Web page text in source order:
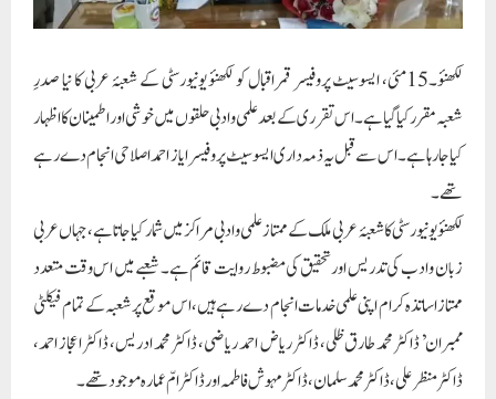
لکھنؤ۔15مئی، ایسوسیٹ پروفیسر قمر اقبال کو لکھنؤ یونیورسٹی کے شعبۂ عربی کا نیا صدرِ
شعبہ مقرر کیا گیا ہے۔ اس تقرری کے بعد علمی و ادبی حلقوں میں خوشی اور اطمینان کا اظہار
کیا جا رہا ہے۔ اس سے قبل یہ ذمہ داری ایسوسیٹ پروفیسر ایاز احمد اصلاحی انجام دے رہے
تھے۔
لکھنؤ یونیورسٹی کا شعبۂ عربی ملک کے ممتاز علمی و ادبی مراکز میں شمار کیا جاتا ہے، جہاں عربی
زبان و ادب کی تدریس اور تحقیق کی مضبوط روایت قائم ہے۔ شعبے میں اس وقت متعدد
ممتاز اساتذہ کرام اپنی علمی خدمات انجام دے رہے ہیں، اس موقع پر شعبہ کے تمام فیکلٹی
ممبران’ ڈاکٹر محمد طارق ظلی، ڈاکٹر ریاض احمد ریاضی، ڈاکٹر محمد ادریس، ڈاکٹر اعجاز احمد،
ڈاکٹر منظر علی، ڈاکٹر محمد سلمان، ڈاکٹر مہوش فاطمہ اور ڈاکٹر امّ عمارہ موجودتھے۔